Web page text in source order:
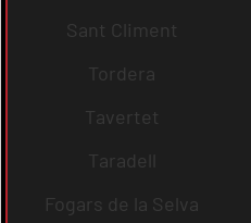
Sant Climent
Tordera
Tavertet
Taradell
Fogars de la Selva